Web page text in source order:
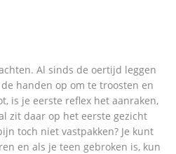
Al sinds de oertijd leggen
handen op om te troosten en
is je eerste reflex het aanraken,
zit daar op het eerste gezicht
toch niet vastpakken? Je kunt
en als je teen gebroken is, kun